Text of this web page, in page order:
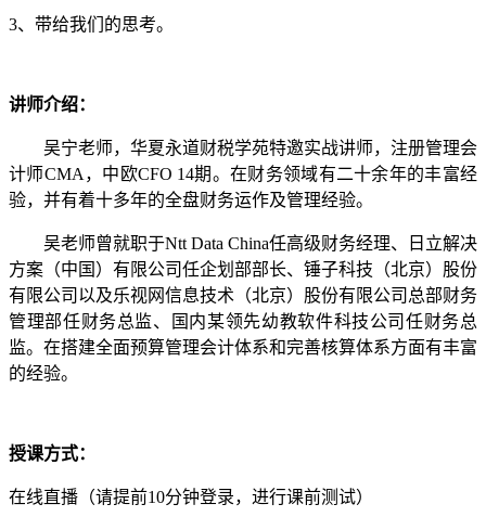
3、带给我们的思考。
讲师介绍：
吴宁老师，华夏永道财税学苑特邀实战讲师，注册管理会
计师CMA，中欧CFO 14期。在财务领域有二十余年的丰富经
验，并有着十多年的全盘财务运作及管理经验。
吴老师曾就职于Ntt Data China任高级财务经理、日立解决
方案（中国）有限公司任企划部部长、锤子科技（北京）股份
有限公司以及乐视网信息技术（北京）股份有限公司总部财务
管理部任财务总监、国内某领先幼教软件科技公司任财务总
监。在搭建全面预算管理会计体系和完善核算体系方面有丰富
的经验。
授课方式：
在线直播（请提前10分钟登录，进行课前测试）